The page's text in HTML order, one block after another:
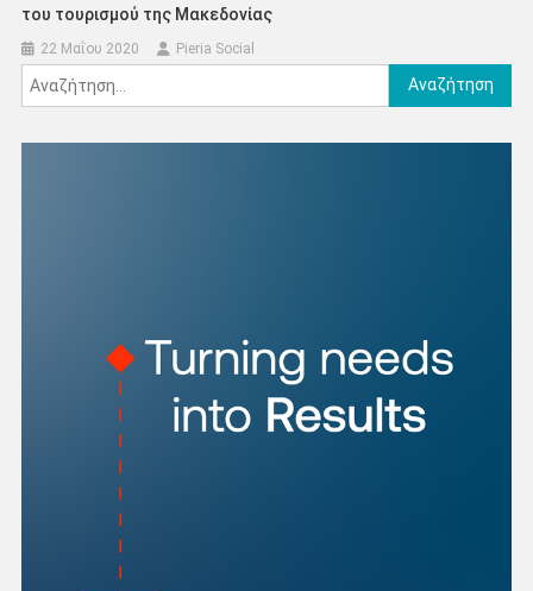
του τουρισμού της Μακεδονίας
22 Μαΐου 2020 Pieria Social
Αναζήτηση
για: